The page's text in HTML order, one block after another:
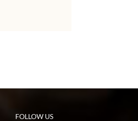
FOLLOW US